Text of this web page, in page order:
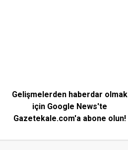
Gelişmelerden haberdar olmak
için Google News'te
Gazetekale.com'a abone olun!